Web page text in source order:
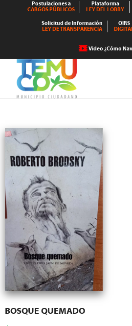
Postulaciones a
CARGOS PÚBLICOS
Plataforma
LEY DEL LOBBY
Solicitud de Información
LEY DE TRANSPARENCIA
OIRS
Video ¿Cómo
BOSQUE QUEMADO